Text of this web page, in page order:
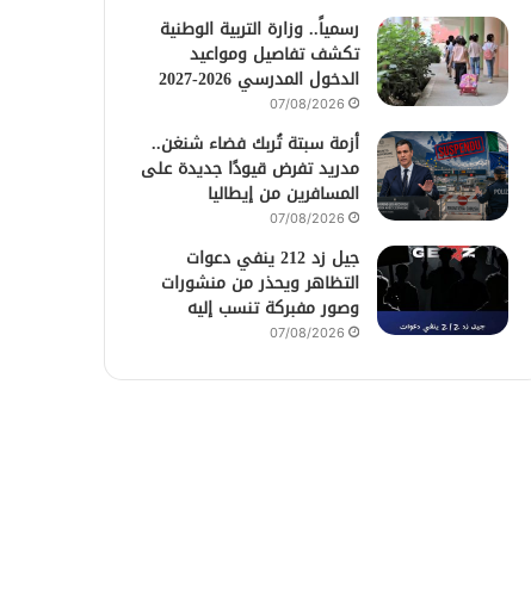
رسمياً.. وزارة التربية الوطنية
تكشف تفاصيل ومواعيد
الدخول المدرسي 2026-2027
07/08/2026
أزمة سبتة تُربك فضاء شنغن..
مدريد تفرض قيودًا جديدة على
المسافرين من إيطاليا
07/08/2026
جيل زد 212 ينفي دعوات
التظاهر ويحذر من منشورات
وصور مفبركة تنسب إليه
07/08/2026